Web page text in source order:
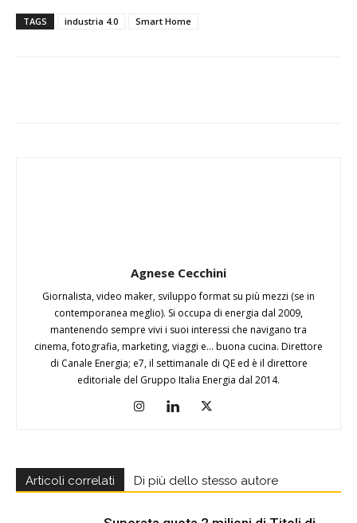
TAGS industria 4.0 Smart Home
Agnese Cecchini
Giornalista, video maker, sviluppo format su più mezzi (se in
contemporanea meglio). Si occupa di energia dal 2009,
mantenendo sempre vivi i suoi interessi che navigano tra
cinema, fotografia, marketing, viaggi e... buona cucina. Direttore
di Canale Energia; e7, il settimanale di QE ed è il direttore
editoriale del Gruppo Italia Energia dal 2014.
Articoli correlati Di più dello stesso autore